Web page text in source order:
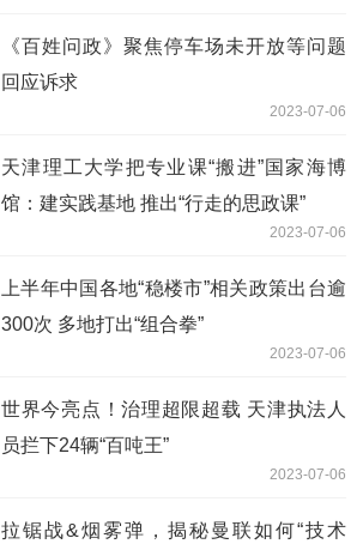
《百姓问政》聚焦停车场未开放等问题
回应诉求
2023-07-06
天津理工大学把专业课“搬进”国家海博
馆：建实践基地 推出“行走的思政课”
2023-07-06
上半年中国各地“稳楼市”相关政策出台逾
300次 多地打出“组合拳”
2023-07-06
世界今亮点！治理超限超载 天津执法人
员拦下24辆“百吨王”
2023-07-06
拉锯战&烟雾弹，揭秘曼联如何“技术